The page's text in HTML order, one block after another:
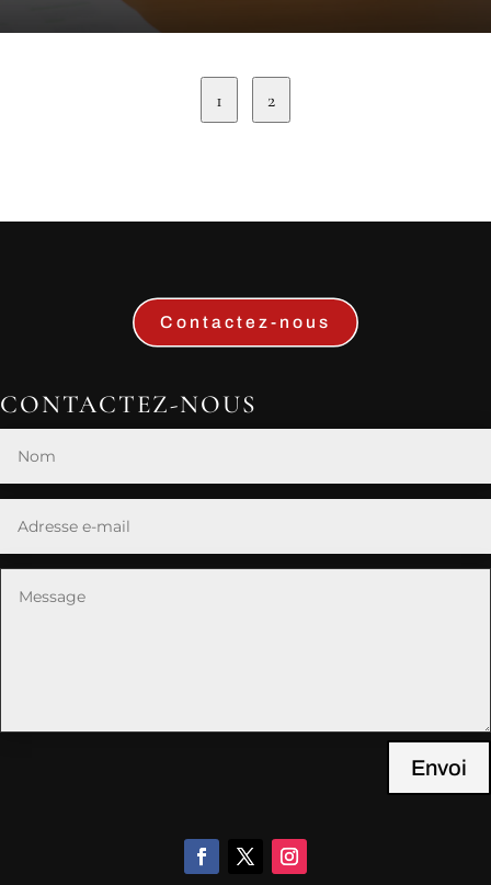
1 2
CONTACTEZ-NOUS
Envoi
Contactez-nous